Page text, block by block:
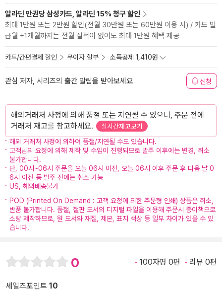
알라딘 만권당 삼성카드, 알라딘 15% 청구 할인
최대 1만원 또는 2만원 할인(전월 30만원 또는 60만원 이용 시) / 카드 발
급월 +1개월까지는 전월 실적이 없어도 최대 1만원 혜택 제공
카드/간편결제 할인 무이자 할부 소득공제 1,410원
관심 저자, 시리즈의 출간 알림을 받아보세요 신청
해외거래처 사정에 의해 품절 또는 지연될 수 있으니, 주문 전에
거래처 재고를 참고하세요.
실시간재고보기
해외 거래처 사정에 의하여 품절/지연될 수도 있습니다.
고객님의 요청에 의해 제작 및 수입이 진행되므로 발주 이후에는 변경, 취소
불가합니다.
단, 00시~06시 주문을 오늘 06시 이전, 오늘 06시 이후 주문 후 다음 날 0
6시 이전 등 발주 전에는 취소 가능
US, 해외배송불가
POD (Printed On Demand : 고객 요청에 의한 주문형 인쇄) 상품은 취소,
반품 불가합니다. 품절, 절판 도서의 디지털 파일을 이용해 주문시 종이책으로
소량 제작하므로, 원 도서와 재질, 제본, 표지 색상 등 일부 차이가 있을 수 있
습니다.
0 100자평 0편 리뷰 0편
세일즈포인트 10